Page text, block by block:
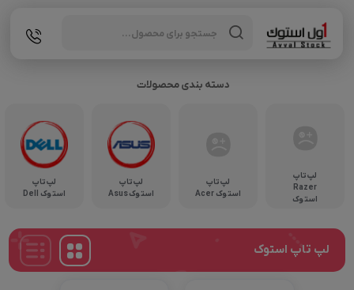
search
دسته بندی محصولات
لپ تاپ
Razer
استوک
لپ تاپ
استوک Acer
لپ تاپ
استوک Asus
لپ تاپ
استوک Dell
لپ تاپ استوک